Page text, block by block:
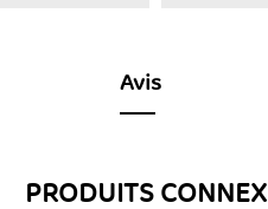
Avis
PRODUITS